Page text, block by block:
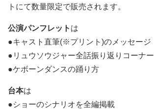
トにて数量限定で販売されます。
公演パンフレット は
●キャスト直筆(※プリント)のメッセージ
●リュウソウジャー全話振り返りコーナー
●ケボーンダンスの踊り方
台本は
●ショーのシナリオを全編掲載